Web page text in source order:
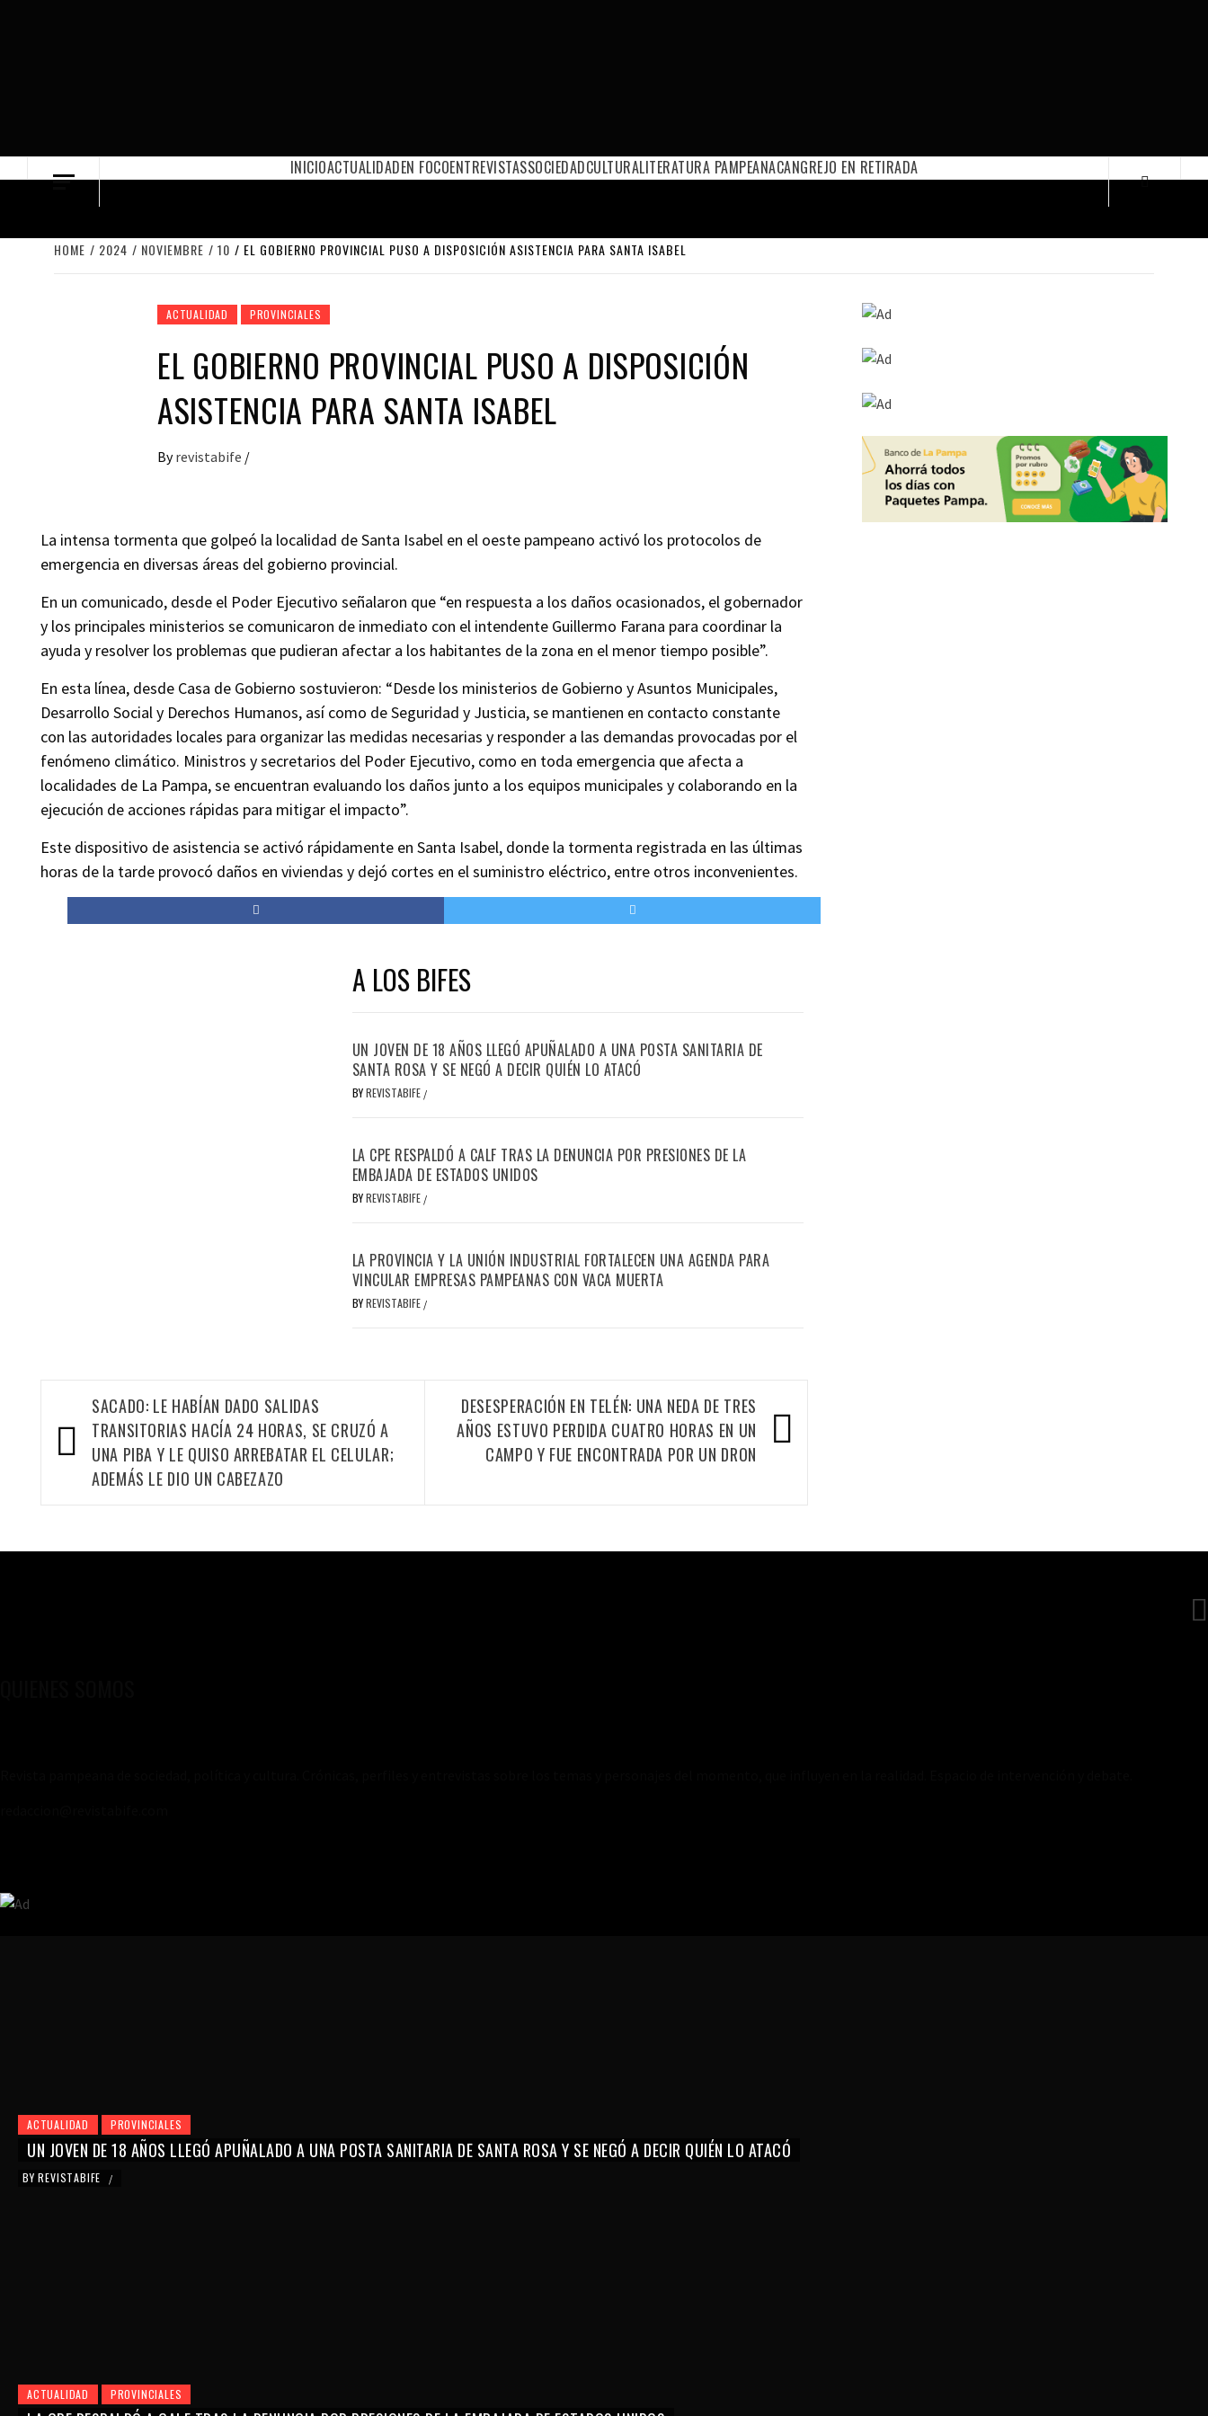
INICIOACTUALIDADEN FOCOENTREVISTASSOCIEDADCULTURALITERATURA PAMPEANACANGREJO EN RETIRADA
HOME 2024 NOVIEMBRE 10 EL GOBIERNO PROVINCIAL PUSO A DISPOSICIÓN ASISTENCIA PARA SANTA ISABEL
ACTUALIDAD PROVINCIALES
EL GOBIERNO PROVINCIAL PUSO A DISPOSICIÓN
ASISTENCIA PARA SANTA ISABEL
By revistabife /
La intensa tormenta que golpeó la localidad de Santa Isabel en el oeste pampeano activó los protocolos de
emergencia en diversas áreas del gobierno provincial.
En un comunicado, desde el Poder Ejecutivo señalaron que “en respuesta a los daños ocasionados, el gobernador
y los principales ministerios se comunicaron de inmediato con el intendente Guillermo Farana para coordinar la
ayuda y resolver los problemas que pudieran afectar a los habitantes de la zona en el menor tiempo posible”.
En esta línea, desde Casa de Gobierno sostuvieron: “Desde los ministerios de Gobierno y Asuntos Municipales,
Desarrollo Social y Derechos Humanos, así como de Seguridad y Justicia, se mantienen en contacto constante
con las autoridades locales para organizar las medidas necesarias y responder a las demandas provocadas por el
fenómeno climático. Ministros y secretarios del Poder Ejecutivo, como en toda emergencia que afecta a
localidades de La Pampa, se encuentran evaluando los daños junto a los equipos municipales y colaborando en la
ejecución de acciones rápidas para mitigar el impacto”.
Este dispositivo de asistencia se activó rápidamente en Santa Isabel, donde la tormenta registrada en las últimas
horas de la tarde provocó daños en viviendas y dejó cortes en el suministro eléctrico, entre otros inconvenientes.
A LOS BIFES
UN JOVEN DE 18 AÑOS LLEGÓ APUÑALADO A UNA POSTA SANITARIA DE
SANTA ROSA Y SE NEGÓ A DECIR QUIÉN LO ATACÓ
BY REVISTABIFE /
LA CPE RESPALDÓ A CALF TRAS LA DENUNCIA POR PRESIONES DE LA
EMBAJADA DE ESTADOS UNIDOS
BY REVISTABIFE /
LA PROVINCIA Y LA UNIÓN INDUSTRIAL FORTALECEN UNA AGENDA PARA
VINCULAR EMPRESAS PAMPEANAS CON VACA MUERTA
BY REVISTABIFE /
Navegación
de
entradas
SACADO: LE HABÍAN DADO SALIDAS
TRANSITORIAS HACÍA 24 HORAS, SE CRUZÓ A
UNA PIBA Y LE QUISO ARREBATAR EL CELULAR;
ADEMÁS LE DIO UN CABEZAZO
DESESPERACIÓN EN TELÉN: UNA NEDA DE TRES
AÑOS ESTUVO PERDIDA CUATRO HORAS EN UN
CAMPO Y FUE ENCONTRADA POR UN DRON
ACTUALIDAD PROVINCIALES
UN JOVEN DE 18 AÑOS LLEGÓ APUÑALADO A UNA POSTA SANITARIA DE SANTA ROSA Y SE NEGÓ A DECIR QUIÉN LO ATACÓ
BY REVISTABIFE /
ACTUALIDAD PROVINCIALES